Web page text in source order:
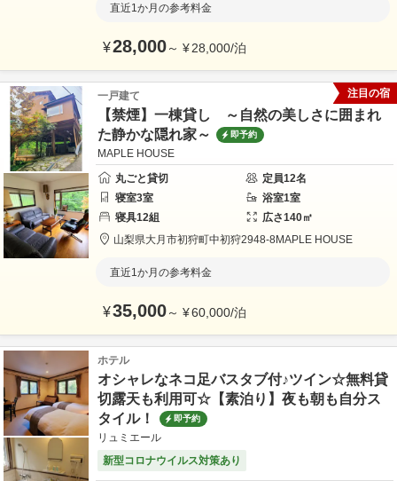
直近1か月の参考料金
¥28,000～ ¥28,000/泊
一戸建て
【禁煙】一棟貸し ～自然の美しさに囲まれ
た静かな隠れ家～
即予約
MAPLE HOUSE
丸ごと貸切
定員12名
寝室3室 浴室1室
寝具12組 広さ140㎡
山梨県大月市初狩町中初狩2948-8MAPLE HOUSE
直近1か月の参考料金
¥35,000～ ¥60,000/泊
注目の宿
ホテル
オシャレなネコ足バスタブ付♪ツイン☆無料貸
切露天も利用可☆【素泊り】夜も朝も自分ス
タイル！
即予約
リュミエール
新型コロナウイルス対策あり